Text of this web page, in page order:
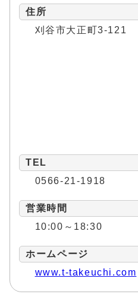
住所
刈谷市大正町3-121
TEL
0566-21-1918
営業時間
10:00～18:30
ホームページ
www.t-takeuchi.com